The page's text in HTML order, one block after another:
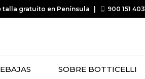
talla gratuito en Península 900 151 403
SOBRE BOTTICELLI